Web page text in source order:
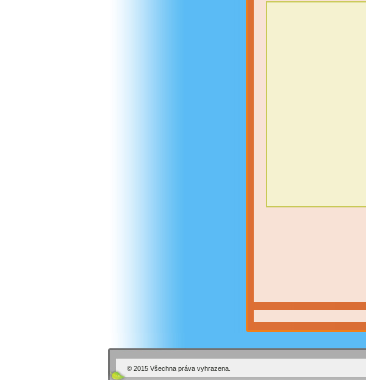
© 2015 Všechna práva vyhrazena.